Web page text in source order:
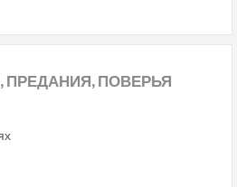
ПРЕДАНИЯ, ПОВЕРЬЯ